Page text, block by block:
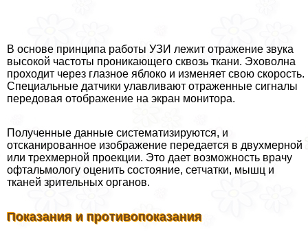
В основе принципа работы УЗИ лежит отражение звука
высокой частоты проникающего сквозь ткани. Эховолна
проходит через глазное яблоко и изменяет свою скорость.
Специальные датчики улавливают отраженные сигналы
передовая отображение на экран монитора.
Полученные данные систематизируются, и
отсканированное изображение передается в двухмерной
или трехмерной проекции. Это дает возможность врачу
офтальмологу оценить состояние, сетчатки, мышц и
тканей зрительных органов.
Показания и противопоказания